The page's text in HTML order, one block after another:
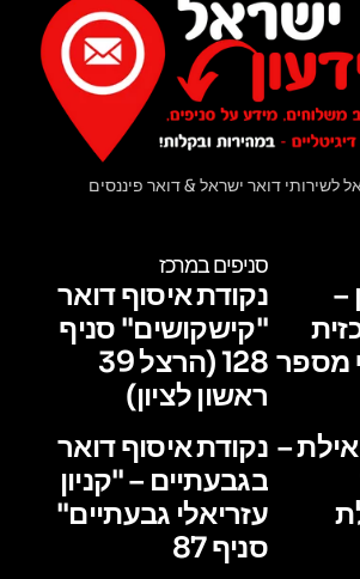
לשירותי דואר ישראל & דואר פיננסים
–
מספר
–
סניפים במרכז
נקודת איסוף דואר
"קישקושים" סניף
128 (הרצל 39
ראשון לציון)
נקודת איסוף דואר
בגבעתיים – "קניון
עזריאלי גבעתיים"
סניף 87